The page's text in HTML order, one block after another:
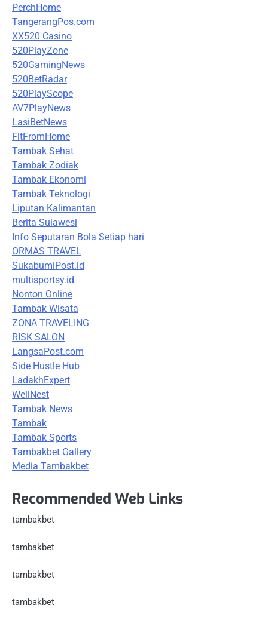
PerchHome
TangerangPos.com
XX520 Casino
520PlayZone
520GamingNews
520BetRadar
520PlayScope
AV7PlayNews
LasiBetNews
FitFromHome
Tambak Sehat
Tambak Zodiak
Tambak Ekonomi
Tambak Teknologi
Liputan Kalimantan
Berita Sulawesi
Info Seputaran Bola Setiap hari
ORMAS TRAVEL
SukabumiPost.id
multisportsy.id
Nonton Online
Tambak Wisata
ZONA TRAVELING
RISK SALON
LangsaPost.com
Side Hustle Hub
LadakhExpert
WellNest
Tambak News
Tambak
Tambak Sports
Tambakbet Gallery
Media Tambakbet
Recommended Web Links
tambakbet
tambakbet
tambakbet
tambakbet